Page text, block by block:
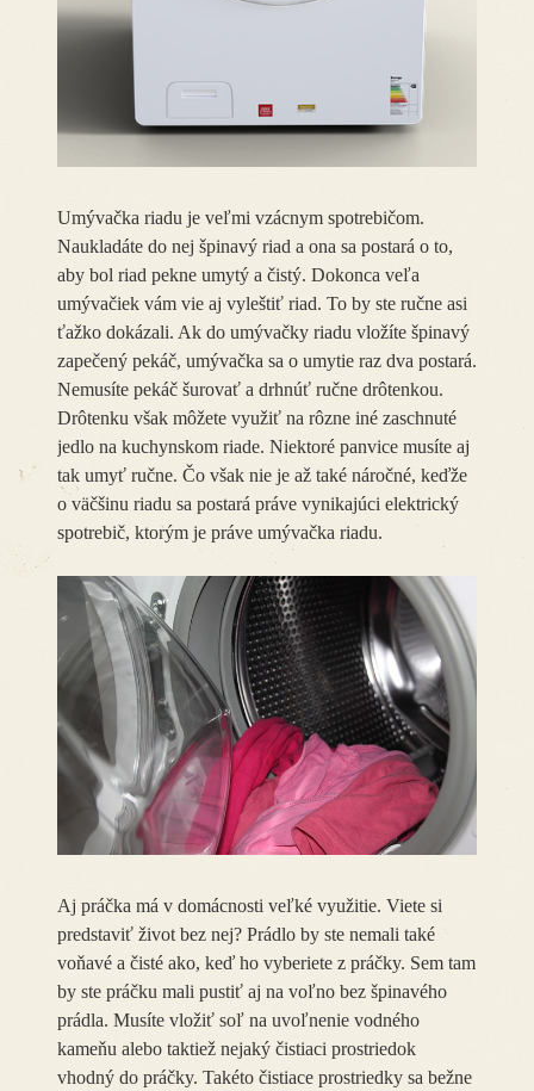
Umývačka riadu je veľmi vzácnym spotrebičom.
Naukladáte do nej špinavý riad a ona sa postará o to,
aby bol riad pekne umytý a čistý. Dokonca veľa
umývačiek vám vie aj vyleštiť riad. To by ste ručne asi
ťažko dokázali. Ak do umývačky riadu vložíte špinavý
zapečený pekáč, umývačka sa o umytie raz dva postará.
Nemusíte pekáč šurovať a drhnúť ručne drôtenkou.
Drôtenku však môžete využiť na rôzne iné zaschnuté
jedlo na kuchynskom riade. Niektoré panvice musíte aj
tak umyť ručne. Čo však nie je až také náročné, keďže
o väčšinu riadu sa postará práve vynikajúci elektrický
spotrebič, ktorým je práve umývačka riadu.
Aj práčka má v domácnosti veľké využitie. Viete si
predstaviť život bez nej? Prádlo by ste nemali také
voňavé a čisté ako, keď ho vyberiete z práčky. Sem tam
by ste práčku mali pustiť aj na voľno bez špinavého
prádla. Musíte vložiť soľ na uvoľnenie vodného
kameňu alebo taktiež nejaký čistiaci prostriedok
vhodný do práčky. Takéto čistiace prostriedky sa bežne